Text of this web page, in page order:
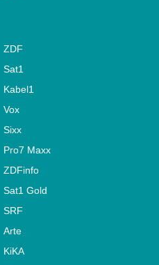
ZDF
Sat1
Kabel1
Vox
Sixx
Pro7 Maxx
ZDFinfo
Sat1 Gold
SRF
Arte
KiKA